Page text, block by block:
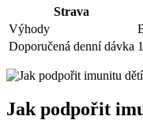
Strava
Výhody
Doporučená denní dávka
Jak podpořit